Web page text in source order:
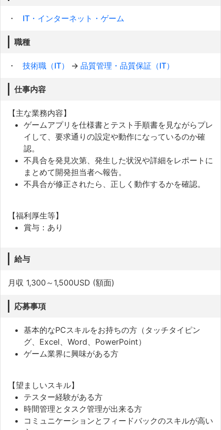
IT・インターネット・ゲーム
職種
技術職（IT） → 品質管理・品質保証（IT）
仕事内容
【主な業務内容】
ゲームアプリを仕様書とテスト手順書を見ながらプレ
イして、要求通りの設定や動作になっているのか確
認。
不具合を発見次第、発生した状況や詳細をレポートに
まとめて開発担当者へ報告。
不具合が修正されたら、正しく動作するかを確認。
【福利厚生等】
賞与：あり
給与
月収 1,300～1,500USD (額面)
応募事項
基本的なPCスキルをお持ちの方（タッチタイピン
グ、Excel、Word、PowerPoint）
ゲーム業界に興味がある方
【望ましいスキル】
テスター経験がある方
時間管理とタスク管理が出来る方
コミュニケーションとフィードバックのスキルが高い